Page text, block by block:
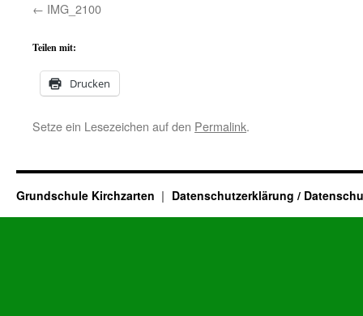
IMG_2100
Teilen mit:
Drucken
Setze ein Lesezeichen auf den Permalink.
Grundschule Kirchzarten Datenschutzerklärung /